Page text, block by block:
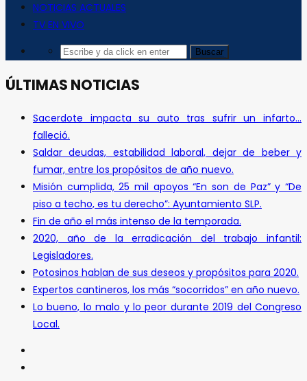
NOTICIAS ACTUALES
TV EN VIVO
ÚLTIMAS NOTICIAS
Sacerdote impacta su auto tras sufrir un infarto…
falleció.
Saldar deudas, estabilidad laboral, dejar de beber y
fumar, entre los propósitos de año nuevo.
Misión cumplida, 25 mil apoyos “En son de Paz” y “De
piso a techo, es tu derecho”: Ayuntamiento SLP.
Fin de año el más intenso de la temporada.
2020, año de la erradicación del trabajo infantil:
Legisladores.
Potosinos hablan de sus deseos y propósitos para 2020.
Expertos cantineros, los más “socorridos” en año nuevo.
Lo bueno, lo malo y lo peor durante 2019 del Congreso
Local.